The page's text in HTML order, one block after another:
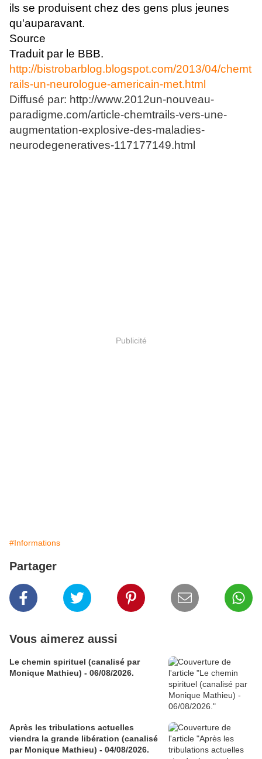
ils se produisent chez des gens plus jeunes
qu'auparavant.
Source
Traduit par le BBB.
http://bistrobarblog.blogspot.com/2013/04/chemt
rails-un-neurologue-americain-met.html
Diffusé par: http://www.2012un-nouveau-
paradigme.com/article-chemtrails-vers-une-
augmentation-explosive-des-maladies-
neurodegeneratives-117177149.html
Publicité
#Informations
Partager
Vous aimerez aussi
Le chemin spirituel (canalisé par
Monique Mathieu) - 06/08/2026.
Après les tribulations actuelles
viendra la grande libération (canalisé
par Monique Mathieu) - 04/08/2026.